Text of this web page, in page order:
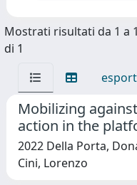
Mostrati risultati da 1 a 1
di 1
Mobilizing
action in the
2022 Della Porta,
Cini, Lorenzo